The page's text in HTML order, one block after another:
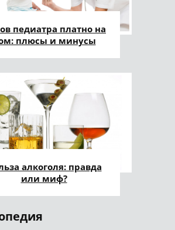
педиатра платно на
плюсы и минусы
алкоголя: правда
или миф?